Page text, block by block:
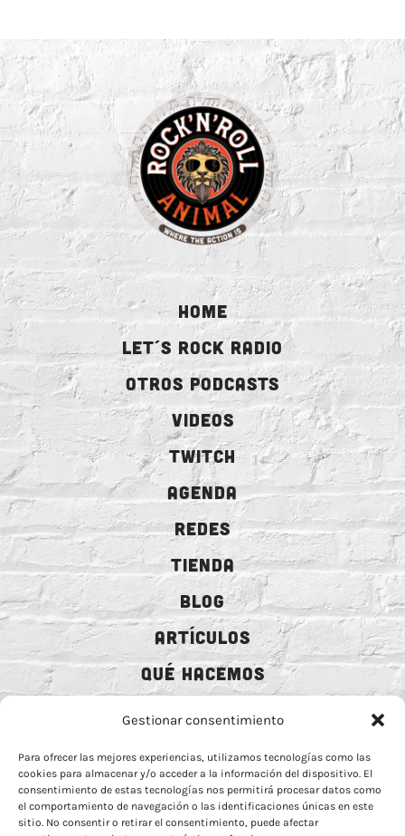
Gestionar consentimiento
Para ofrecer las mejores experiencias, utilizamos tecnologías como las
cookies para almacenar y/o acceder a la información del dispositivo. El
consentimiento de estas tecnologías nos permitirá procesar datos como
el comportamiento de navegación o las identificaciones únicas en este
sitio. No consentir o retirar el consentimiento, puede afectar
HOME
LET´S ROCK RADIO
OTROS PODCASTS
VIDEOS
TWITCH
AGENDA
REDES
TIENDA
BLOG
ARTÍCULOS
QUÉ HACEMOS
MECENAZGO
CONTACTO
BIO